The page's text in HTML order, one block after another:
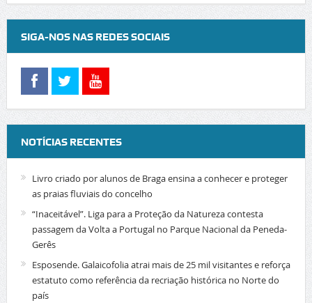
SIGA-NOS NAS REDES SOCIAIS
NOTÍCIAS RECENTES
Livro criado por alunos de Braga ensina a conhecer e proteger
as praias fluviais do concelho
“Inaceitável”. Liga para a Proteção da Natureza contesta
passagem da Volta a Portugal no Parque Nacional da Peneda-
Gerês
Esposende. Galaicofolia atrai mais de 25 mil visitantes e reforça
estatuto como referência da recriação histórica no Norte do
país